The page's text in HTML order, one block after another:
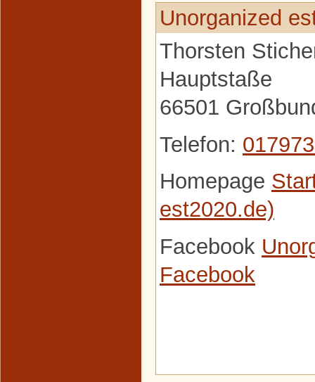
Unorganized
Thorsten
Hauptstaße
66501
Telefon:
Homepage
est2020.de)
Facebook
Facebook